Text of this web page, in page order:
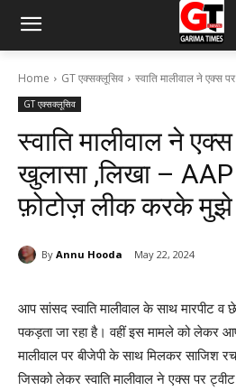
Home GT एक्सक्लूसिव स्वाति मालीवाल ने एक्स
GT एक्सक्लूसिव
स्वाति मालीवाल ने
खुलासा ,लिखा – AAP
फ़ोटोज़ लीक करके मुझे
By Annu Hooda May 22, 2024
आप सांसद स्वाति मालीवाल के साथ मारपीट व
पकड़ता जा रहा है। वहीं इस मामले को लेकर आप
मालीवाल पर बीजेपी के साथ मिलकर साजिश
जिसको लेकर स्वाति मालीवाल ने एक्स पर